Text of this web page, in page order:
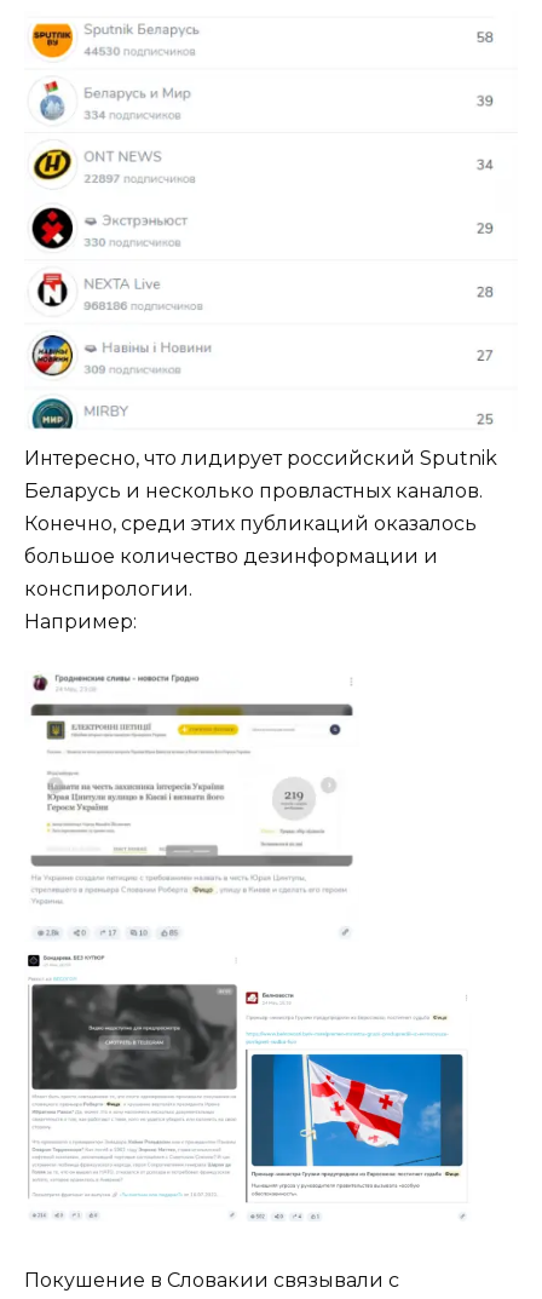
Интересно, что лидирует российский Sputnik
Беларусь и несколько провластных каналов.
Конечно, среди этих публикаций оказалось
большое количество дезинформации и
конспирологии.
Например:
Покушение в Словакии связывали с